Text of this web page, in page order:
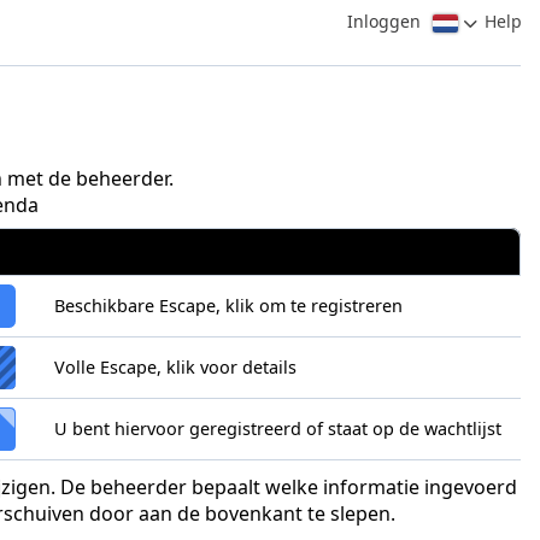
Inloggen Help
de beheerder.
Beschikbare Escape, klik om te registreren
Volle Escape, klik voor details
U bent hiervoor geregistreerd of staat op de wachtlijst
De beheerder bepaalt welke informatie ingevoerd
door aan de bovenkant te slepen.